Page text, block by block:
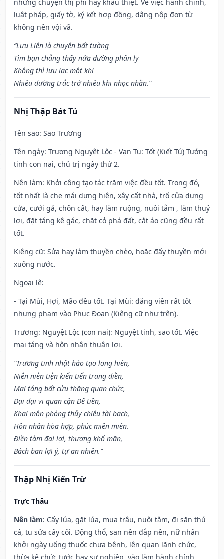
luật pháp, giấy tờ, ký kết hợp đồng, dâng nộp đơn từ
không nên vội vã.
“Lưu Liên là chuyện bất tường
Tìm bạn chẳng thấy nửa đường phân ly
Không thì lưu lạc một khi
Nhiều đường trắc trở nhiều khi nhọc nhằn.”
Nhị Thập Bát Tú
Tên sao: Sao Trương
Tên ngày: Trương Nguyệt Lộc - Vạn Tu: Tốt (Kiết Tú) Tướng
tinh con nai, chủ trị ngày thứ 2.
Nên làm: Khởi công tạo tác trăm việc đều tốt. Trong đó,
tốt nhất là che mái dựng hiên, xây cất nhà, trổ cửa dựng
cửa, cưới gả, chôn cất, hay làm ruộng, nuôi tằm , làm thuỷ
lợi, đặt táng kê gác, chặt cỏ phá đất, cắt áo cũng đều rất
tốt.
Kiêng cữ: Sửa hay làm thuyền chèo, hoặc đẩy thuyền mới
xuống nước.
Ngoại lệ:
- Tại Mùi, Hợi, Mão đều tốt. Tại Mùi: đăng viên rất tốt
nhưng phạm vào Phục Đoạn (Kiêng cữ như trên).
Trương: Nguyệt Lộc (con nai): Nguyệt tinh, sao tốt. Việc
mai táng và hôn nhân thuận lợi.
“Trương tinh nhật hảo tạo long hiên,
Niên niên tiện kiến tiến trang điền,
Mai táng bất cửu thăng quan chức,
Đại đại vi quan cận Đế tiền,
Khai môn phóng thủy chiêu tài bạch,
Hôn nhân hòa hợp, phúc miên miên.
Điền tàm đại lợi, thương khố mãn,
Bách ban lợi ý, tự an nhiên.”
Thập Nhị Kiến Trừ
Trực Thâu
Nên làm: Cấy lúa, gặt lúa, mua trâu, nuôi tằm, đi săn thú
cá, tu sửa cây cối. Động thổ, san nền đắp nền, nữ nhân
khởi ngày uống thuốc chưa bệnh, lên quan lãnh chức,